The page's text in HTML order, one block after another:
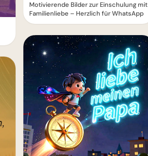
Motivierende Bilder zur Einschulung mit
Familienliebe – Herzlich für WhatsApp